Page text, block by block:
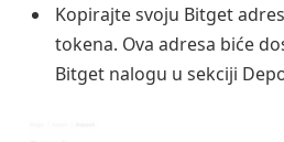
Kopirajte svoju Bitget
tokena. Ova adresa biće
Bitget nalogu u sekciji